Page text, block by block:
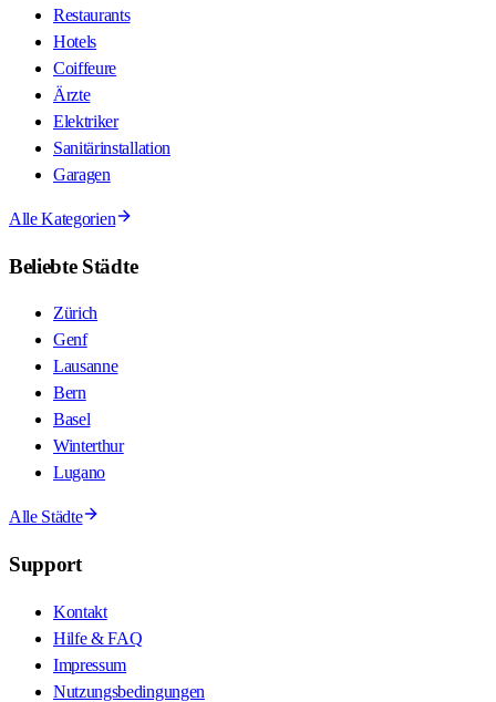
Restaurants
Hotels
Coiffeure
Ärzte
Elektriker
Sanitärinstallation
Garagen
Alle Kategorien
Beliebte Städte
Zürich
Genf
Lausanne
Bern
Basel
Winterthur
Lugano
Alle Städte
Support
Kontakt
Hilfe & FAQ
Impressum
Nutzungsbedingungen